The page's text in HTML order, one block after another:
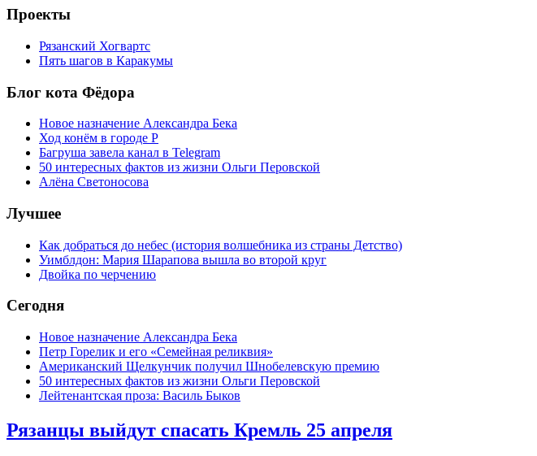
Проекты
Рязанский Хогвартс
Пять шагов в Каракумы
Блог кота Фёдора
Новое назначение Александра Бека
Ход конём в городе Р
Багруша завела канал в Telegram
50 интересных фактов из жизни Ольги Перовской
Алёна Светоносова
Лучшее
Как добраться до небес (история волшебника из страны Детство)
Уимблдон: Мария Шарапова вышла во второй круг
Двойка по черчению
Сегодня
Новое назначение Александра Бека
Петр Горелик и его «Семейная реликвия»
Американский Щелкунчик получил Шнобелевскую премию
50 интересных фактов из жизни Ольги Перовской
Лейтенантская проза: Василь Быков
Рязанцы выйдут спасать Кремль 25 апреля